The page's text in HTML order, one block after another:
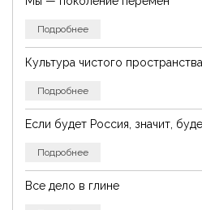
Подробнее
Культура чистого пространства
Подробнее
Если будет Россия, значит,
Подробнее
Все дело в глине